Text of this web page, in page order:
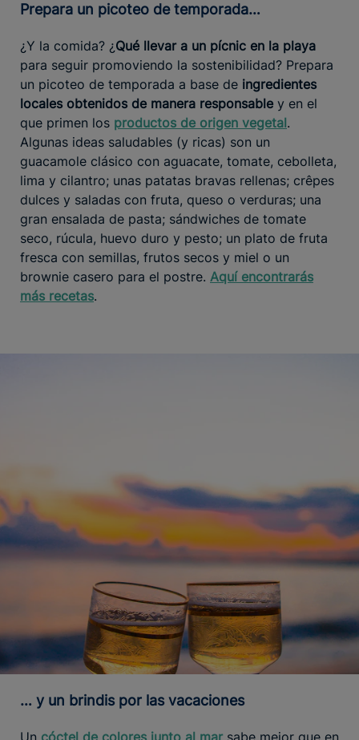
Prepara un picoteo de temporada…
¿Y la comida? ¿Qué llevar a un pícnic en la playa
para seguir promoviendo la sostenibilidad? Prepara
un picoteo de temporada a base de ingredientes
locales obtenidos de manera responsable y en el
que primen los productos de origen vegetal.
Algunas ideas saludables (y ricas) son un
guacamole clásico con aguacate, tomate, cebolleta,
lima y cilantro; unas patatas bravas rellenas; crêpes
dulces y saladas con fruta, queso o verduras; una
gran ensalada de pasta; sándwiches de tomate
seco, rúcula, huevo duro y pesto; un plato de fruta
fresca con semillas, frutos secos y miel o un
brownie casero para el postre. Aquí encontrarás
más recetas.
… y un brindis por las vacaciones